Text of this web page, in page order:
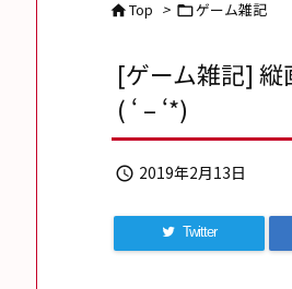
Top > ゲーム雑記
[ゲーム雑記]
( ‘ – ‘*)
 2019年2月13日
Twitter